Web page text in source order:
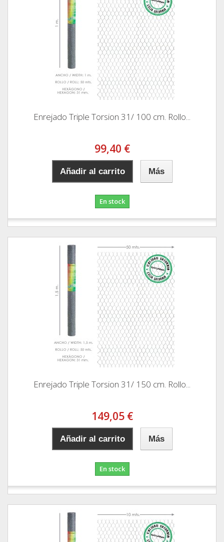
Enrejado Triple Torsion 31/ 100 cm. Rollo...
99,40 €
Añadir al carrito Más
En stock
Enrejado Triple Torsion 31/ 150 cm. Rollo...
149,05 €
Añadir al carrito Más
En stock